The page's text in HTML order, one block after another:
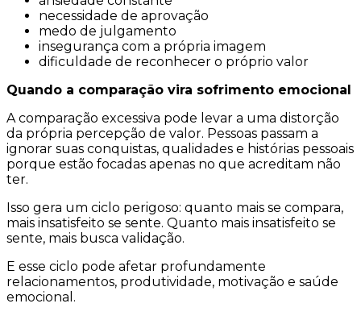
necessidade de aprovação
medo de julgamento
insegurança com a própria imagem
dificuldade de reconhecer o próprio valor
Quando a comparação vira sofrimento emocional
A comparação excessiva pode levar a uma distorção
da própria percepção de valor. Pessoas passam a
ignorar suas conquistas, qualidades e histórias pessoais
porque estão focadas apenas no que acreditam não
ter.
Isso gera um ciclo perigoso: quanto mais se compara,
mais insatisfeito se sente. Quanto mais insatisfeito se
sente, mais busca validação.
E esse ciclo pode afetar profundamente
relacionamentos, produtividade, motivação e saúde
emocional.